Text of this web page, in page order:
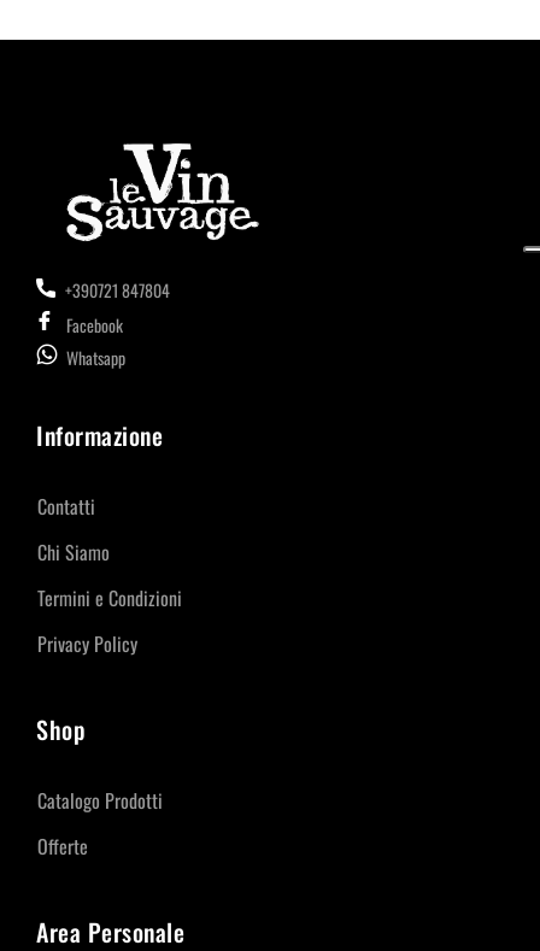
+390721 847804
Facebook
Whatsapp
Informazione
Contatti
Chi Siamo
Termini e Condizioni
Privacy Policy
Shop
Catalogo Prodotti
Offerte
Area Personale